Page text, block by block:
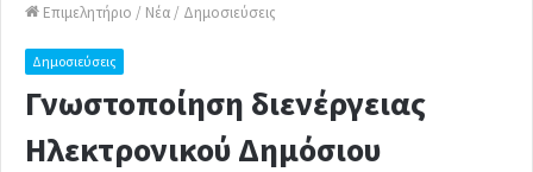
Επιμελητήριο / Νέα / Δημοσιεύσεις
Δημοσιεύσεις
Γνωστοποίηση διενέργειας
Ηλεκτρονικού Δημόσιου